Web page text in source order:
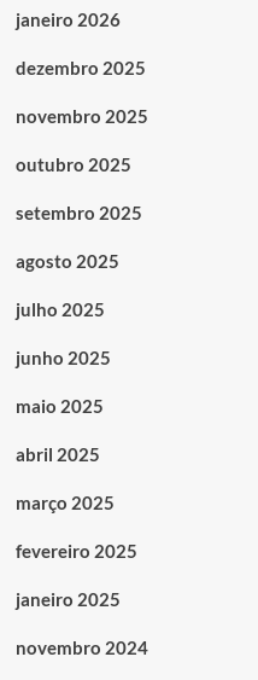
janeiro 2026
dezembro 2025
novembro 2025
outubro 2025
setembro 2025
agosto 2025
julho 2025
junho 2025
maio 2025
abril 2025
março 2025
fevereiro 2025
janeiro 2025
novembro 2024